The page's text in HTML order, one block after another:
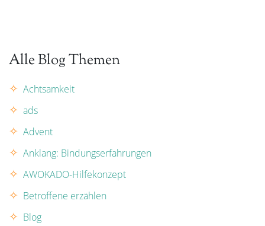
Alle Blog Themen
Achtsamkeit
ads
Advent
Anklang: Bindungserfahrungen
AWOKADO-Hilfekonzept
Betroffene erzählen
Blog